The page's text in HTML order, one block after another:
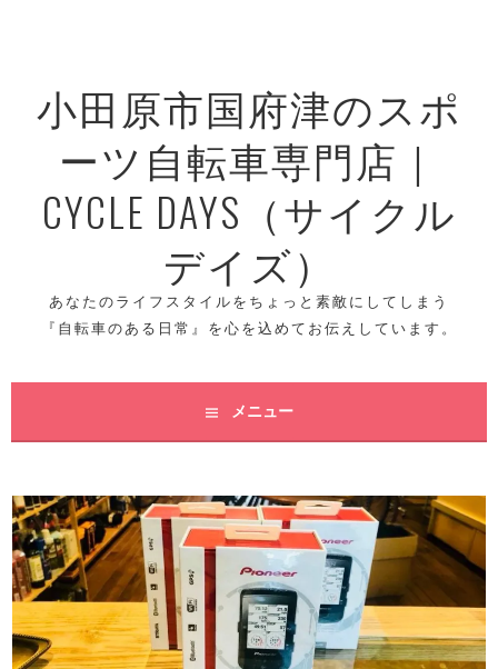
小田原市国府津のスポ
ーツ自転車専門店｜
CYCLE DAYS（サイクル
デイズ）
あなたのライフスタイルをちょっと素敵にしてしまう
『自転車のある日常』を心を込めてお伝えしています。
メニュー